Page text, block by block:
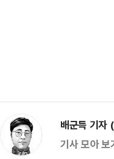
배군득 기
기사 모아 보